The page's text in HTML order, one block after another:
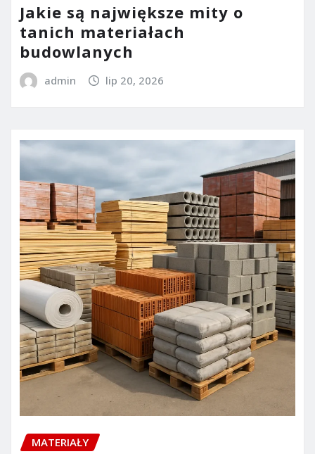
Jakie są największe mity o
tanich materiałach
budowlanych
admin lip 20, 2026
MATERIAŁY